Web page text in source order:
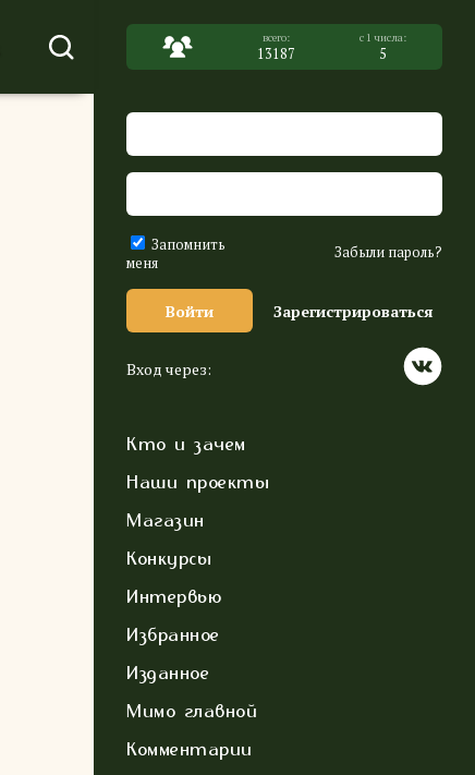
13187 5
Запомнить
меня
Забыли пароль?
Войти Зарегистрироваться
Вход через:
Кто и зачем
Наши проекты
Магазин
Конкурсы
Интервью
Избранное
Изданное
Мимо главной
Комментарии